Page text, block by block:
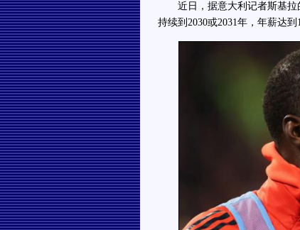
近日，据意大利记者斯基拉
持续到2030或2031年，年薪达到